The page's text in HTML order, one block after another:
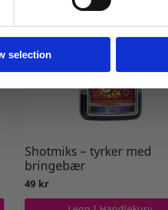
selection
Shotmiks – tyrker med
bringebær
49 kr
få brev fra dere!